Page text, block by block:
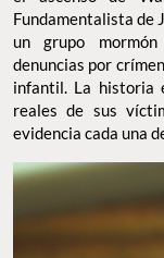
Fundamentalista de
un grupo
denuncias por
infantil. La historia
reales de sus
evidencia cada una